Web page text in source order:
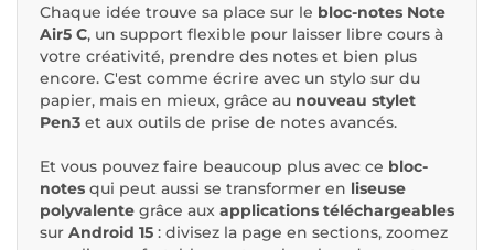
Chaque idée trouve sa place sur le bloc-notes Note
Air5 C, un support flexible pour laisser libre cours à
votre créativité, prendre des notes et bien plus
encore. C'est comme écrire avec un stylo sur du
papier, mais en mieux, grâce au nouveau stylet
Pen3 et aux outils de prise de notes avancés.
Et vous pouvez faire beaucoup plus avec ce bloc-
notes qui peut aussi se transformer en liseuse
polyvalente grâce aux applications téléchargeables
sur Android 15 : divisez la page en sections, zoomez